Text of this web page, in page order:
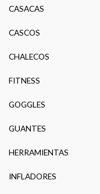
CASACAS
CASCOS
CHALECOS
FITNESS
GOGGLES
GUANTES
HERRAMIENTAS
INFLADORES